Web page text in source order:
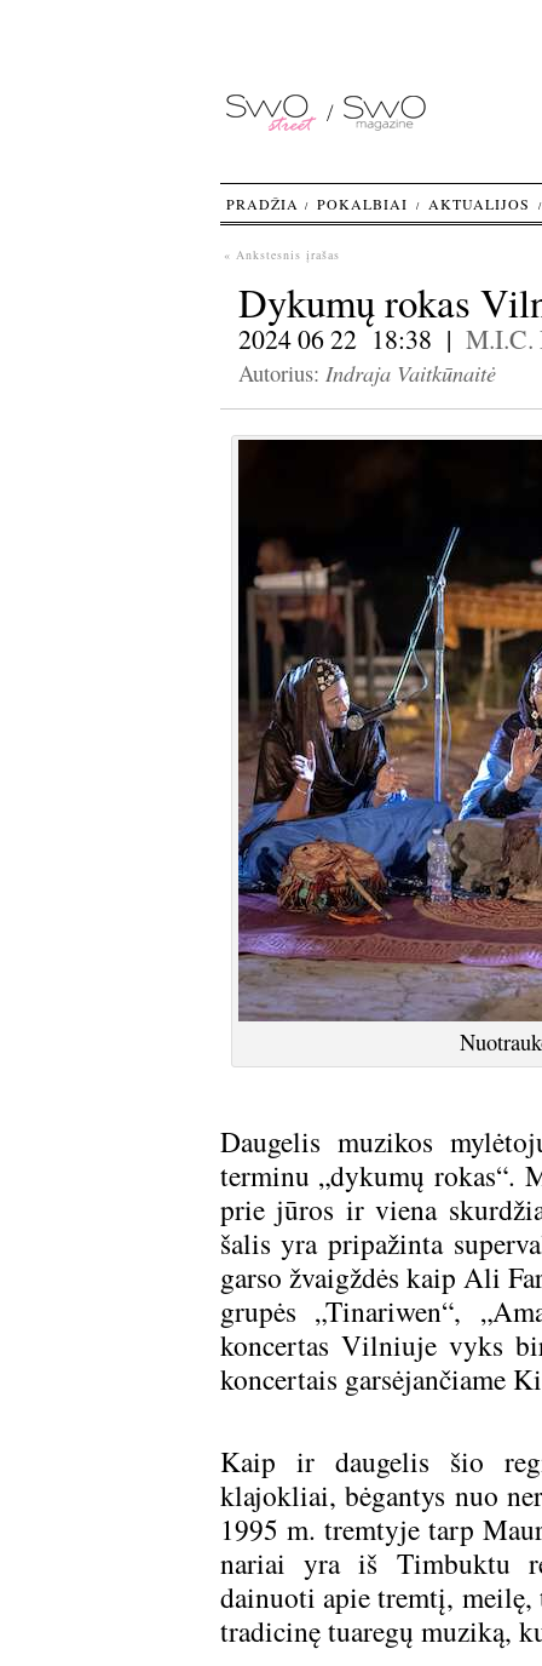
« Ankstesnis įrašas
Dykumų rokas
2024 06 22 18:38 | M.I.C.
Autorius: Indraja Vaitkūnaitė
Daugelis muzikos
terminu „dykumų rokas“.
prie jūros ir viena
šalis yra pripažinta
garso žvaigždės kaip Ali
grupės „Tinariwen“,
koncertas Vilniuje vyks
koncertais garsėjančiame
Kaip ir daugelis šio
klajokliai, bėgantys nuo
1995 m. tremtyje tarp
nariai yra iš Timbuktu
dainuoti apie tremtį,
tradicinę tuaregų muziką,
PRADŽIA POKALBIAI AKTUALIJOS